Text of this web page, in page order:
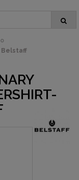
Belstaff